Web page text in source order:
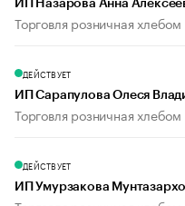
ИП Назарова Анна
Торговля розничная хлебом
ДЕЙСТВУЕТ
ИП Сарапулова Олеся
Торговля розничная хлебом
ДЕЙСТВУЕТ
ИП Умурзакова